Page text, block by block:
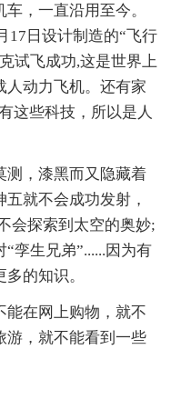
，一直沿用至今。
17日设计制造的“飞行
试飞成功,这是世界上
人动力飞机。还有家
这些科技，所以是人
测，漆黑而又隐藏着
就不会成功发射，
会探索到太空的奥妙;
孪生兄弟”......因为有
的知识。
能在网上购物，就不
游，就不能看到一些